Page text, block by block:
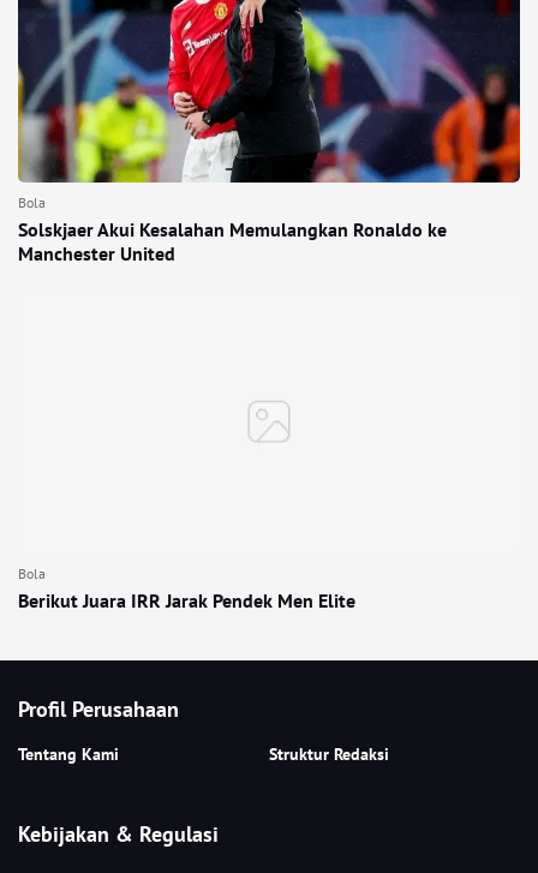
Bola
Solskjaer Akui Kesalahan Memulangkan Ronaldo ke
Manchester United
Bola
Berikut Juara IRR Jarak Pendek Men Elite
Profil Perusahaan
Tentang Kami Struktur Redaksi
Kebijakan & Regulasi